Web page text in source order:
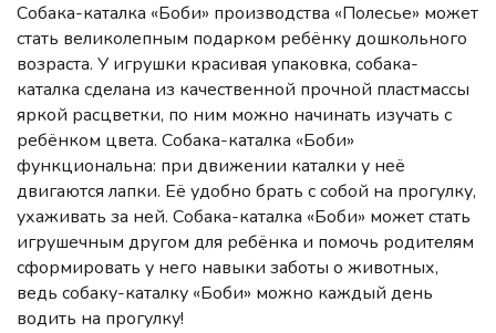
Собака-каталка «Боби» производства «Полесье» может
стать великолепным подарком ребёнку дошкольного
возраста. У игрушки красивая упаковка, собака-
каталка сделана из качественной прочной пластмассы
яркой расцветки, по ним можно начинать изучать с
ребёнком цвета. Собака-каталка «Боби»
функциональна: при движении каталки у неё
двигаются лапки. Её удобно брать с собой на прогулку,
ухаживать за ней. Собака-каталка «Боби» может стать
игрушечным другом для ребёнка и помочь родителям
сформировать у него навыки заботы о животных,
ведь собаку-каталку «Боби» можно каждый день
водить на прогулку!